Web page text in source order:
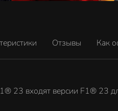
Отзывы Как
23 входят версии F1® 23